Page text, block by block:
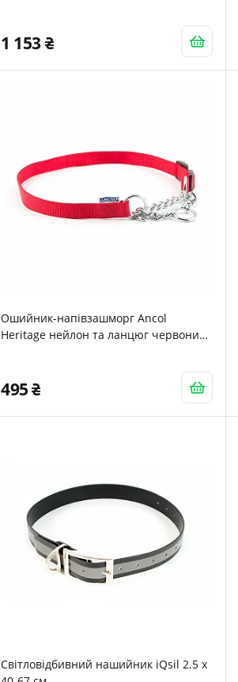
1 153
Ошийник-напівзашморг Ancol
Heritage нейлон та ланцюг червоний
495
Світловідбивний нашийник iQsil 2.5 x